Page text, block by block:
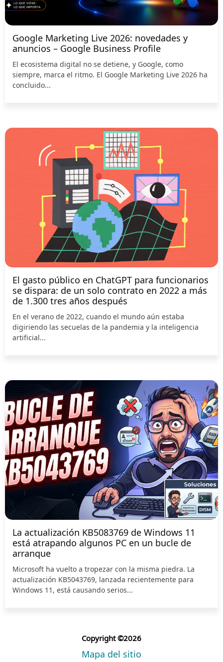
Google Marketing Live 2026: novedades y
anuncios – Google Business Profile
El ecosistema digital no se detiene, y Google, como
siempre, marca el ritmo. El Google Marketing Live 2026 ha
concluido...
El gasto público en ChatGPT para funcionarios
se dispara: de un solo contrato en 2022 a más
de 1.300 tres años después
En el verano de 2022, cuando el mundo aún estaba
digiriendo las secuelas de la pandemia y la inteligencia
artificial...
La actualización KB5083769 de Windows 11
está atrapando algunos PC en un bucle de
arranque
Microsoft ha vuelto a tropezar con la misma piedra. La
actualización KB5043769, lanzada recientemente para
Windows 11, está causando serios...
Copyright ©2026
Mapa del sitio